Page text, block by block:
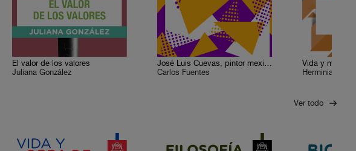
El valor de los valores
Juliana González
José Luis Cuevas, pintor mexicano
Carlos Fuentes
Vida y muerte
Herminia
Ver todo